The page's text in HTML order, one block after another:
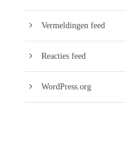
Vermeldingen feed
Reacties feed
WordPress.org